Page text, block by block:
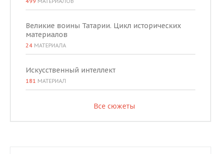
Великие воины Татарии. Цикл исторических
материалов
24 МАТЕРИАЛА
Искусственный интеллект
181 МАТЕРИАЛ
Все сюжеты